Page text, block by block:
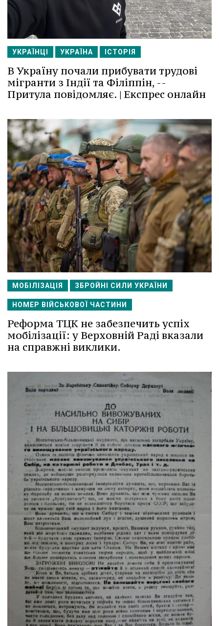
УКРАЇНЦІ УКРАЇНА ІСТОРІЯ
В Україну почали прибувати трудові
мігранти з Індії та Філіппін, --
Притула повідомляє. | Експрес онлайн
МОБІЛІЗАЦІЯ ЗБРОЙНІ СИЛИ УКРАЇНИ
НОМЕР ВІЙСЬКОВОЇ ЧАСТИНИ
Реформа ТЦК не забезпечить успіх
мобілізації: у Верховній Раді вказали
на справжні виклики.